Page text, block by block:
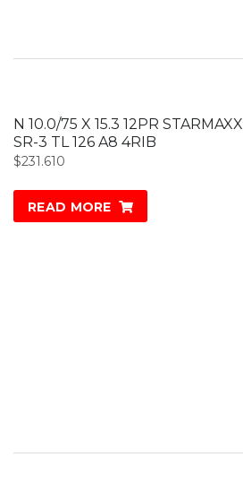
N 10.0/75 X 15.3 12PR STARMAXX
SR-3 TL 126 A8 4RIB
$231.610
READ MORE